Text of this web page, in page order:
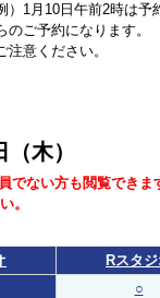
）1月10日午前2時は予
のご予約になります。
注意ください。
木）
ない方も閲覧できま
。
Rスタ
○